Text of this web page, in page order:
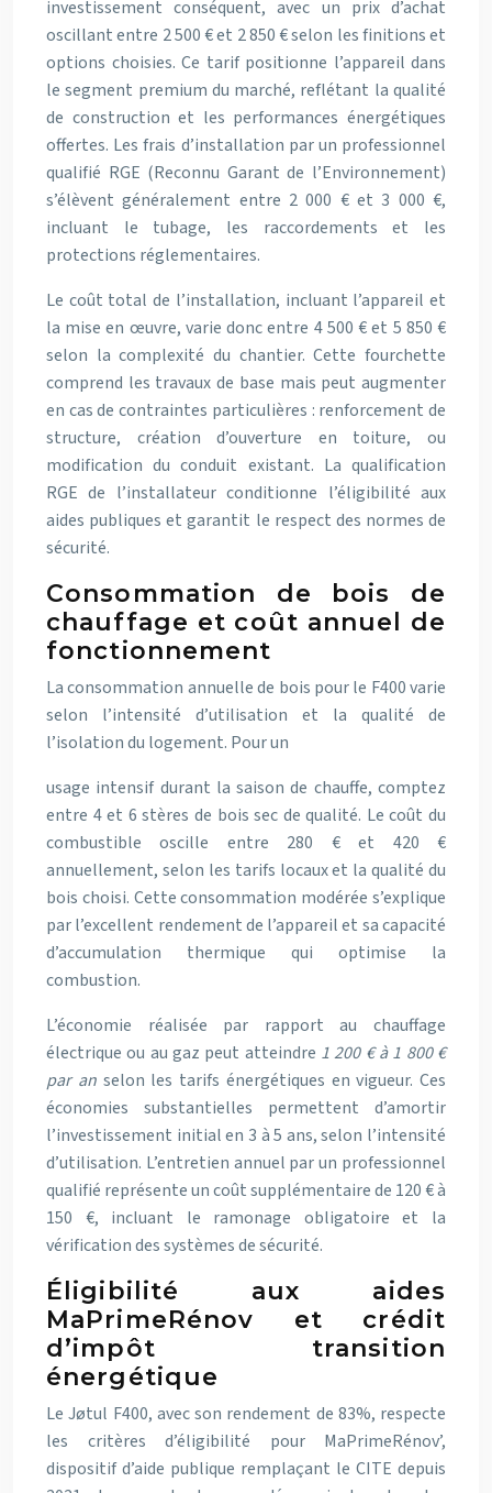
investissement conséquent, avec un prix d’achat
oscillant entre 2 500 € et 2 850 € selon les finitions et
options choisies. Ce tarif positionne l’appareil dans
le segment premium du marché, reflétant la qualité
de construction et les performances énergétiques
offertes. Les frais d’installation par un professionnel
qualifié RGE (Reconnu Garant de l’Environnement)
s’élèvent généralement entre 2 000 € et 3 000 €,
incluant le tubage, les raccordements et les
protections réglementaires.
Le coût total de l’installation, incluant l’appareil et
la mise en œuvre, varie donc entre 4 500 € et 5 850 €
selon la complexité du chantier. Cette fourchette
comprend les travaux de base mais peut augmenter
en cas de contraintes particulières : renforcement de
structure, création d’ouverture en toiture, ou
modification du conduit existant. La qualification
RGE de l’installateur conditionne l’éligibilité aux
aides publiques et garantit le respect des normes de
sécurité.
Consommation de bois de
chauffage et coût annuel de
fonctionnement
La consommation annuelle de bois pour le F400 varie
selon l’intensité d’utilisation et la qualité de
l’isolation du logement. Pour un
usage intensif durant la saison de chauffe, comptez
entre 4 et 6 stères de bois sec de qualité. Le coût du
combustible oscille entre 280 € et 420 €
annuellement, selon les tarifs locaux et la qualité du
bois choisi. Cette consommation modérée s’explique
par l’excellent rendement de l’appareil et sa capacité
d’accumulation thermique qui optimise la
combustion.
L’économie réalisée par rapport au chauffage
électrique ou au gaz peut atteindre 1 200 € à 1 800 €
par anselon les tarifs énergétiques en vigueur. Ces
économies substantielles permettent d’amortir
l’investissement initial en 3 à 5 ans, selon l’intensité
d’utilisation. L’entretien annuel par un professionnel
qualifié représente un coût supplémentaire de 120 € à
150 €, incluant le ramonage obligatoire et la
vérification des systèmes de sécurité.
Éligibilité aux aides
MaPrimeRénov et crédit
d’impôt transition
énergétique
Le Jøtul F400, avec son rendement de 83%, respecte
les critères d’éligibilité pour MaPrimeRénov’,
dispositif d’aide publique remplaçant le CITE depuis